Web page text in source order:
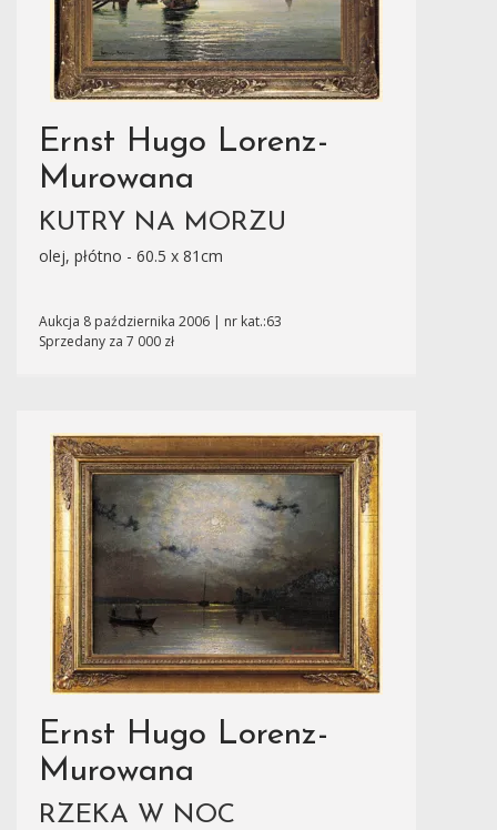
Ernst Hugo Lorenz-
Murowana
KUTRY NA MORZU
olej, płótno - 60.5 x 81cm
Aukcja 8 października 2006 | nr kat.:63
Sprzedany za 7 000 zł
Ernst Hugo Lorenz-
Murowana
RZEKA W NOC